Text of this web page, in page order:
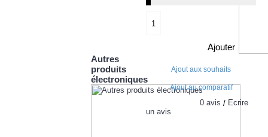
Autres
produits
électroniques
Ajouter
Ajout aux souhaits
Ajout au comparatif
0 avis / Écrire
un avis